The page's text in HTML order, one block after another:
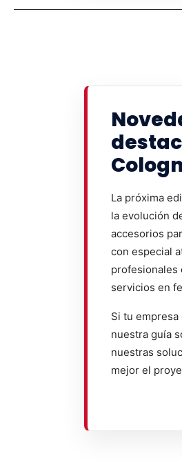
La próxima
la evolución
accesorios
con especial
profesionales
servicios en
Si tu
nuestra guía
nuestras
mejor el